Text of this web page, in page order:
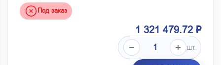
Под заказ
1 321 479.72 ₽
шт.